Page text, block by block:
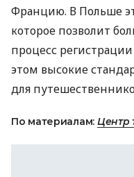
Францию. В Польше
которое позволит
процесс
этом высокие
для
По материалам: Центр